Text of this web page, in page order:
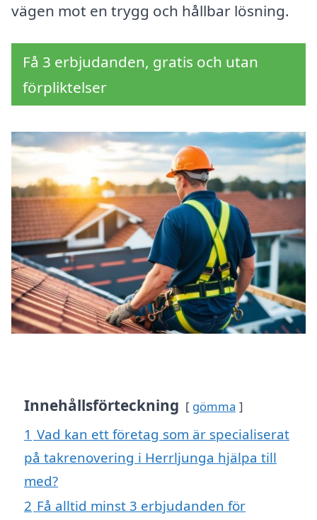
vägen mot en trygg och hållbar lösning.
Få 3 erbjudanden, gratis och utan
förpliktelser
Innehållsförteckning gömma
1 Vad kan ett företag som är specialiserat
på takrenovering i Herrljunga hjälpa till
med?
2 Få alltid minst 3 erbjudanden för